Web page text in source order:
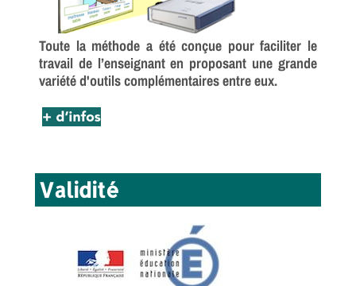
Toute la méthode a été conçue pour faciliter le
travail de l’enseignant en proposant une grande
variété d'outils complémentaires entre eux.
Validité